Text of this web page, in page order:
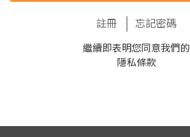
註冊 忘記密碼
繼續即表明您同意我們的
隱私條款